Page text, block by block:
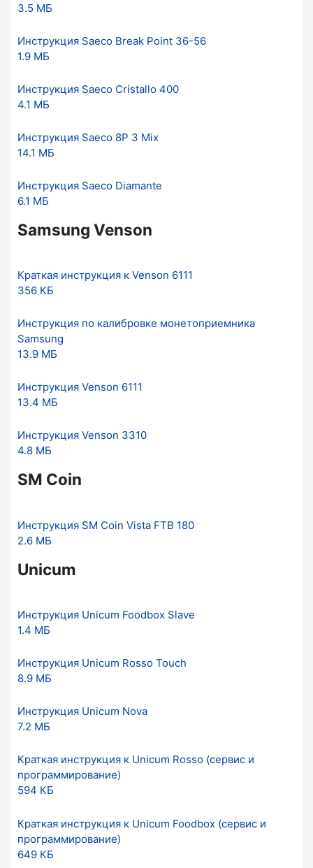
3.5 МБ
Инструкция Saeco Break Point 36-56
1.9 МБ
Инструкция Saeco Cristallo 400
4.1 МБ
Инструкция Saeco 8P 3 Mix
14.1 МБ
Инструкция Saeco Diamante
6.1 МБ
Samsung Venson
Краткая инструкция к Venson 6111
356 КБ
Инструкция по калибровке монетоприемника
Samsung
13.9 МБ
Инструкция Venson 6111
13.4 МБ
Инструкция Venson 3310
4.8 МБ
SM Coin
Инструкция SM Coin Vista FTB 180
2.6 МБ
Unicum
Инструкция Unicum Foodbox Slave
1.4 МБ
Инструкция Unicum Rosso Touch
8.9 МБ
Инструкция Unicum Nova
7.2 МБ
Краткая инструкция к Unicum Rosso (сервис и
программирование)
594 КБ
Краткая инструкция к Unicum Foodbox (сервис и
программирование)
649 КБ